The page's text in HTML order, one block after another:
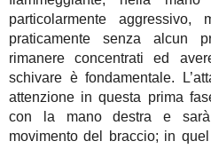
particolarmente
praticamente senza alcun
rimanere concentrati ed
schivare è fondamentale.
attenzione in questa prima
con la mano destra e
movimento del braccio; in